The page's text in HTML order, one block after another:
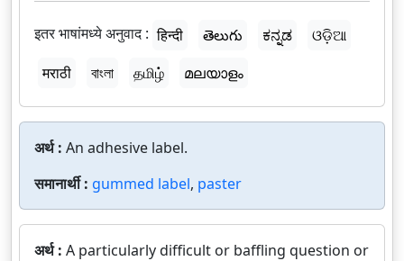
इतर भाषांमध्ये अनुवाद : हिन्दी తెలుగు ಕನ್ನಡ
ଓଡ଼ିଆ
मराठी
বাংলা தமிழ் മലയാളം
अर्थ : An adhesive label.
समानार्थी : gummed label, paster
अर्थ : A particularly difficult or baffling question or